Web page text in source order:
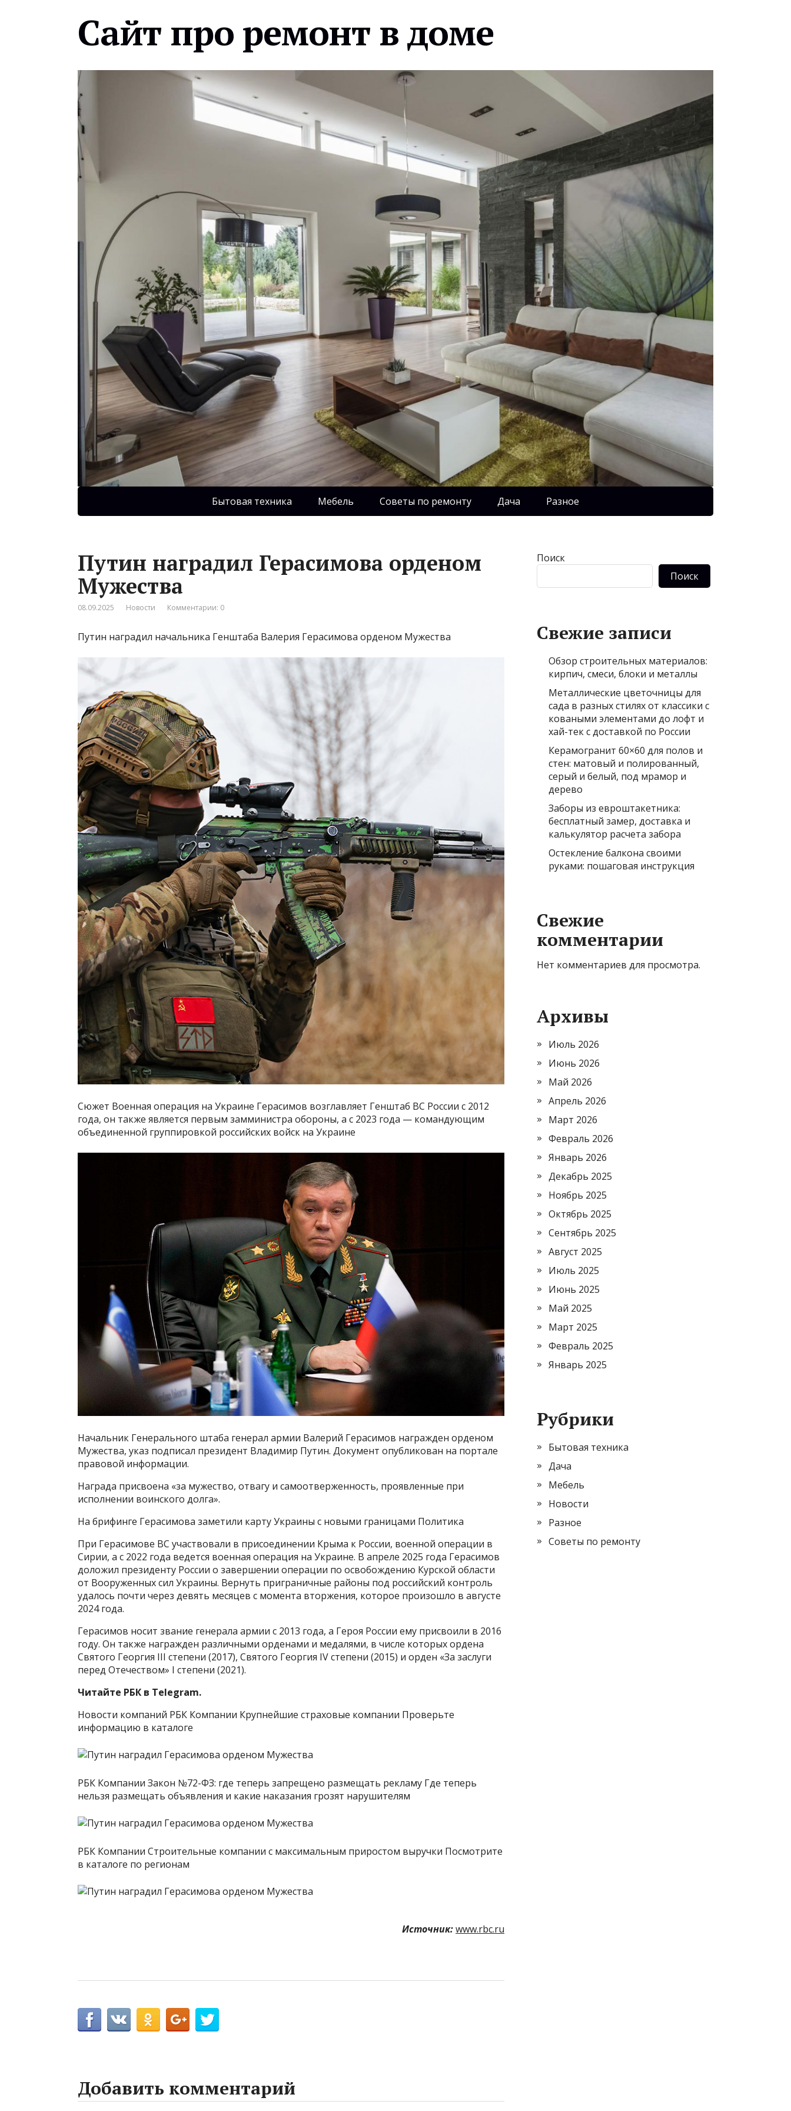
Сайт про ремонт в доме
Бытовая техника Мебель Советы по ремонту Дача Разное
Путин наградил Герасимова орденом
Мужества
08.09.2025 Новости Комментарии: 0
Путин наградил начальника Генштаба Валерия Герасимова орденом Мужества
Сюжет Военная операция на Украине Герасимов возглавляет Генштаб ВС России с 2012
года, он также является первым замминистра обороны, а с 2023 года — командующим
объединенной группировкой российских войск на Украине
Начальник Генерального штаба генерал армии Валерий Герасимов награжден орденом
Мужества, указ подписал президент Владимир Путин. Документ опубликован на портале
правовой информации.
Награда присвоена «за мужество, отвагу и самоотверженность, проявленные при
исполнении воинского долга».
На брифинге Герасимова заметили карту Украины с новыми границами Политика
При Герасимове ВС участвовали в присоединении Крыма к России, военной операции в
Сирии, а с 2022 года ведется военная операция на Украине. В апреле 2025 года Герасимов
доложил президенту России о завершении операции по освобождению Курской области
от Вооруженных сил Украины. Вернуть приграничные районы под российский контроль
удалось почти через девять месяцев с момента вторжения, которое произошло в августе
2024 года.
Герасимов носит звание генерала армии с 2013 года, а Героя России ему присвоили в 2016
году. Он также награжден различными орденами и медалями, в числе которых ордена
Святого Георгия III степени (2017), Святого Георгия IV степени (2015) и орден «За заслуги
перед Отечеством» I степени (2021).
Читайте РБК в Telegram.
Новости компаний РБК Компании Крупнейшие страховые компании Проверьте
информацию в каталоге
РБК Компании Закон №72-ФЗ: где теперь запрещено размещать рекламу Где теперь
нельзя размещать объявления и какие наказания грозят нарушителям
РБК Компании Строительные компании с максимальным приростом выручки Посмотрите
в каталоге по регионам
Источник:www.rbc.ru
Добавить комментарий
Поиск
Поиск
Свежие записи
Обзор строительных материалов:
кирпич, смеси, блоки и металлы
Металлические цветочницы для
сада в разных стилях от классики с
коваными элементами до лофт и
хай-тек с доставкой по России
Керамогранит 60×60 для полов и
стен: матовый и полированный,
серый и белый, под мрамор и
дерево
Заборы из евроштакетника:
бесплатный замер, доставка и
калькулятор расчета забора
Остекление балкона своими
руками: пошаговая инструкция
Свежие
комментарии
Нет комментариев для просмотра.
Архивы
Июль 2026
Июнь 2026
Май 2026
Апрель 2026
Март 2026
Февраль 2026
Январь 2026
Декабрь 2025
Ноябрь 2025
Октябрь 2025
Сентябрь 2025
Август 2025
Июль 2025
Июнь 2025
Май 2025
Март 2025
Февраль 2025
Январь 2025
Рубрики
Бытовая техника
Дача
Мебель
Новости
Разное
Советы по ремонту